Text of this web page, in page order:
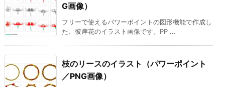
G画像）
フリーで使えるパワーポイントの図形機能で作成し
た、彼岸花のイラスト画像です。PP ...
枝のリースのイラスト（パワーポイント
／PNG画像）